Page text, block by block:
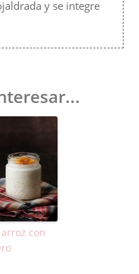
y se integre
con